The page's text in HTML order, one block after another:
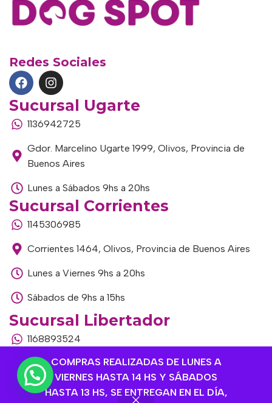
COMPRAS REALIZADAS DE LUNES A
VIERNES HASTA 14 HS Y SÁBADOS
HASTA 13 HS, SE ENTREGAN EN EL DÍA,
Redes Sociales
Sucursal Ugarte
1136942725
Gdor. Marcelino Ugarte 1999, Olivos, Provincia de
Buenos Aires
Lunes a Sábados 9hs a 20hs
Sucursal Corrientes
1145306985
Corrientes 1464, Olivos, Provincia de Buenos Aires
Lunes a Viernes 9hs a 20hs
Sábados de 9hs a 15hs
Sucursal Libertador
1168893524
Av. del Libertador 1915, Vte. López, Provincia de
Buenos Aires